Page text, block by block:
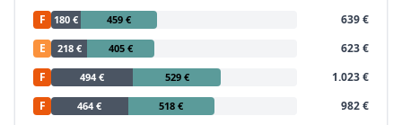
F 180 € 459 €
639 €
E
218 € 405 €
623 €
F
494 € 529 €
1.023 €
F
464 € 518 €
982 €